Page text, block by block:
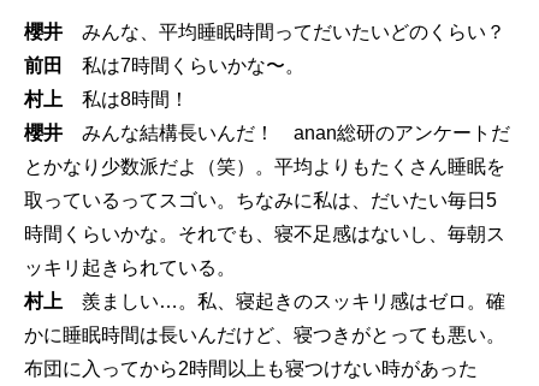
櫻井 みんな、平均睡眠時間ってだいたいどのくらい？
前田
私は7時間くらいかな〜。
村上 私は8時間！
櫻井 みんな結構長いんだ！ anan総研のアンケートだ
とかなり少数派だよ（笑）。平均よりもたくさん睡眠を
取っているってスゴい。ちなみに私は、だいたい毎日5
時間くらいかな。それでも、寝不足感はないし、毎朝ス
ッキリ起きられている。
村上 羨ましい…。私、寝起きのスッキリ感はゼロ。確
かに睡眠時間は長いんだけど、寝つきがとっても悪い。
布団に入ってから2時間以上も寝つけない時があった